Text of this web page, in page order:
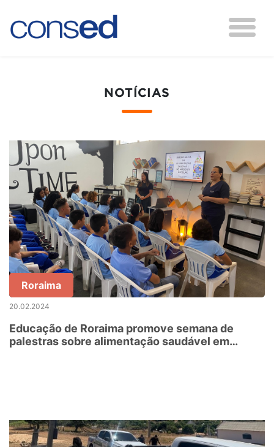
NOTÍCIAS
Roraima
20.02.2024
Educação de Roraima promove semana de
palestras sobre alimentação saudável em